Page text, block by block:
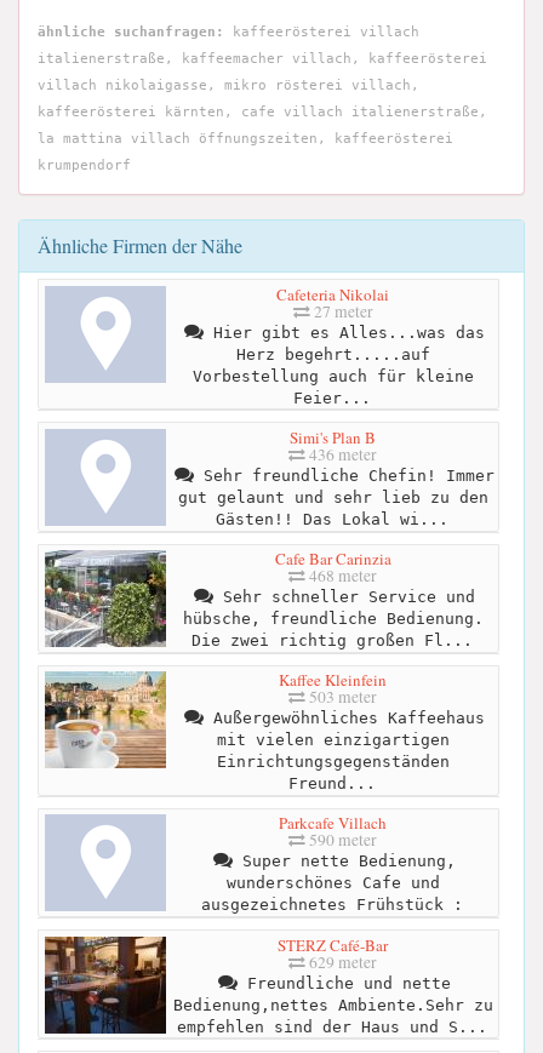
ähnliche suchanfragen:
kaffeerösterei villach
italienerstraße, kaffeemacher villach, kaffeerösterei
villach nikolaigasse, mikro rösterei villach,
kaffeerösterei kärnten, cafe villach italienerstraße,
la mattina villach öffnungszeiten, kaffeerösterei
krumpendorf
Ähnliche Firmen der Nähe
Cafeteria Nikolai
27 meter
Hier gibt es Alles...was das
Herz begehrt.....auf
Vorbestellung auch für kleine
Feier...
Simi's Plan B
436 meter
Sehr freundliche Chefin! Immer
gut gelaunt und sehr lieb zu den
Gästen!! Das Lokal wi...
Cafe Bar Carinzia
468 meter
Sehr schneller Service und
hübsche, freundliche Bedienung.
Die zwei richtig großen Fl...
Kaffee Kleinfein
503 meter
Außergewöhnliches Kaffeehaus
mit vielen einzigartigen
Einrichtungsgegenständen
Freund...
Parkcafe Villach
590 meter
Super nette Bedienung,
wunderschönes Cafe und
ausgezeichnetes Frühstück :
STERZ Café-Bar
629 meter
Freundliche und nette
Bedienung,nettes Ambiente.Sehr zu
empfehlen sind der Haus und S...